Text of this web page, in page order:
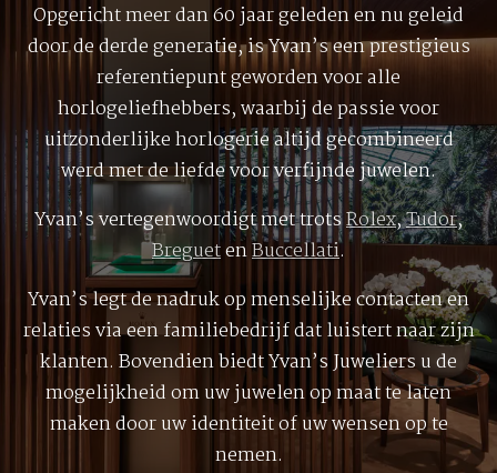
Opgericht meer dan 60 jaar geleden en nu geleid
door de derde generatie, is Yvan’s een prestigieus
referentiepunt geworden voor alle
horlogeliefhebbers, waarbij de passie voor
uitzonderlijke horlogerie altijd gecombineerd
werd met de liefde voor verfijnde juwelen.
Yvan’s vertegenwoordigt met trotsRolex,Tudor,
BreguetenBuccellati.
Yvan’s legt de nadruk op menselijke contacten en
relaties via een familiebedrijf dat luistert naar zijn
klanten. Bovendien biedt Yvan’s Juweliers u de
mogelijkheid om uw juwelen op maat te laten
maken door uw identiteit of uw wensen op te
nemen.